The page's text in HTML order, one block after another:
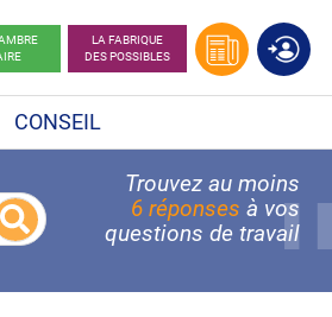
LA FABRIQUE
DES POSSIBLES
CONSEIL
Trouvez au moins
6 réponses à vos
questions de travail